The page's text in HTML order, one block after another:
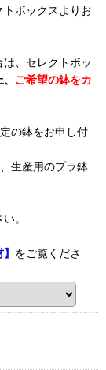
トボックスよりお
、セレクトボッ
ご希望の鉢をカ
の鉢をお申し付
生産用のプラ鉢
。
をご覧くださ